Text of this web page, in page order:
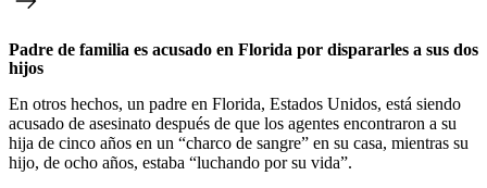
Padre de familia es acusado en Florida por dispararles a sus dos
hijos
En otros hechos, un padre en Florida, Estados Unidos, está siendo
acusado de asesinato después de que los agentes encontraron a su
hija de cinco años en un “charco de sangre” en su casa, mientras su
hijo, de ocho años, estaba “luchando por su vida”.